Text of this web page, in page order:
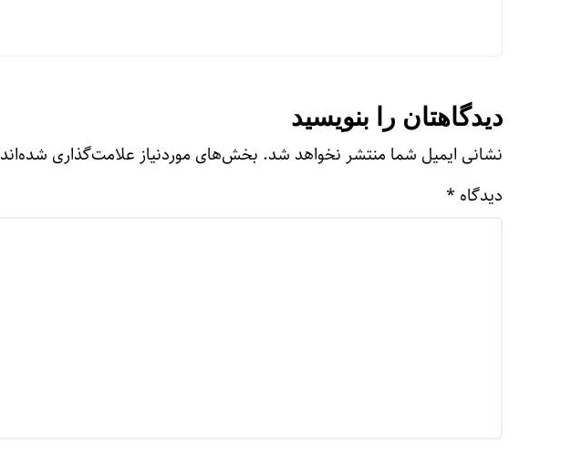
دیدگاهتان را بنویسید
نشانی ایمیل شما منتشر نخواهد شد. بخش‌های موردنیاز علامت‌گذاری شده‌اند
دیدگاه *